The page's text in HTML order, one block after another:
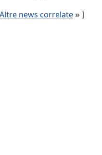
Altre news correlate » ]